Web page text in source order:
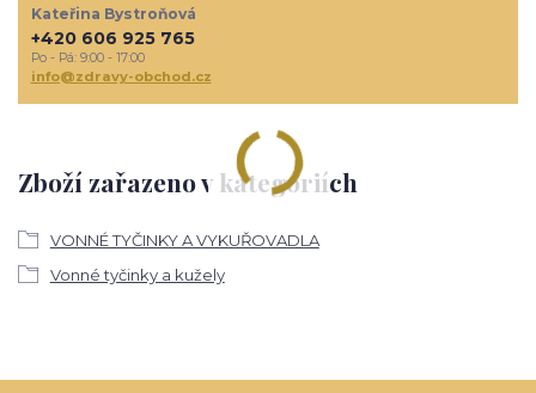
Zboží zařazeno v kategoriích
VONNÉ TYČINKY A VYKUŘOVADLA
Vonné tyčinky a kužely
Kateřina Bystroňová
+420 606 925 765
Po - Pá: 9:00 - 17:00
info@zdravy-obchod.cz